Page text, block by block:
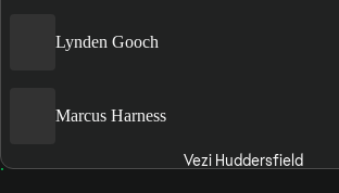
Lynden Gooch
Marcus Harness
Vezi Huddersfield